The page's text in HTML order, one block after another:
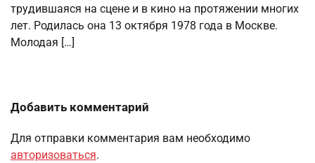
трудившаяся на сцене и в кино на протяжении многих
лет. Родилась она 13 октября 1978 года в Москве.
Молодая […]
Добавить комментарий
Для отправки комментария вам необходимо
авторизоваться.